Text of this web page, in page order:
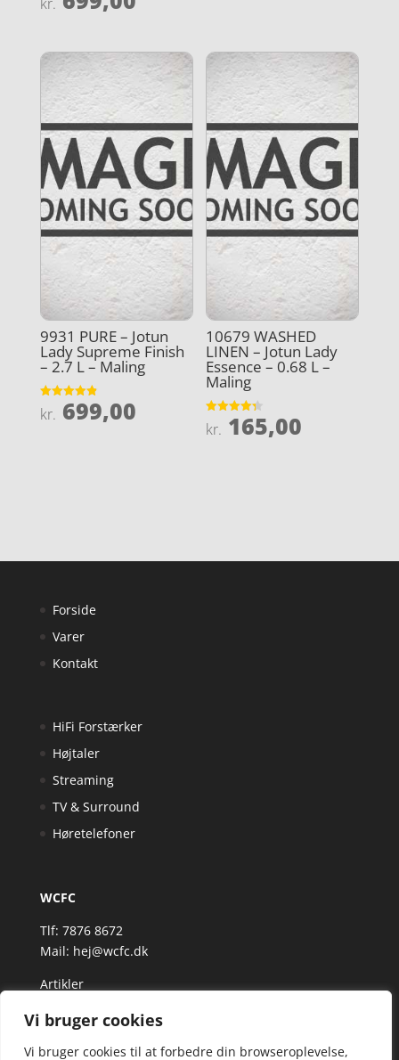
Vi bruger cookies
Vi bruger cookies til at forbedre din browseroplevelse,
4.7
9931 PURE – Jotun
Lady Supreme Finish
– 2.7 L – Maling
Vurderet
4.9
kr. 699,00
10679 WASHED
LINEN – Jotun Lady
Essence – 0.68 L –
Maling
Vurderet
4.3
kr. 165,00
Forside
Varer
Kontakt
HiFi Forstærker
Højtaler
Streaming
TV & Surround
Høretelefoner
WCFC
Tlf: 7876 8672
Mail: hej@wcfc.dk
Artikler